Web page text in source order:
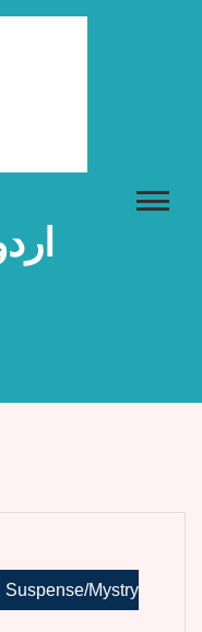
Suspense/Mystry